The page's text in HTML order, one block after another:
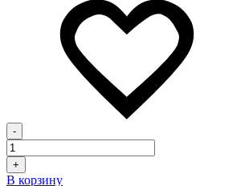
-
+
В корзину